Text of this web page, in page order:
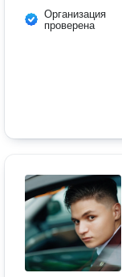
Организация
проверена